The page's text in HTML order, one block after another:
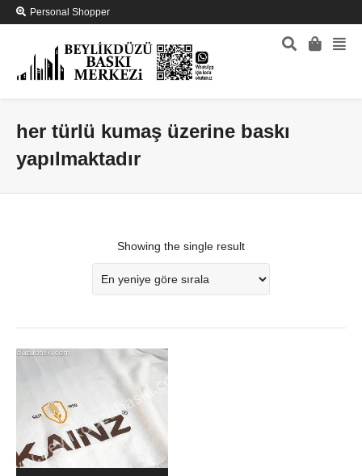
Personal Shopper
her türlü kumaş üzerine baskı
yapılmaktadır
Showing the single result